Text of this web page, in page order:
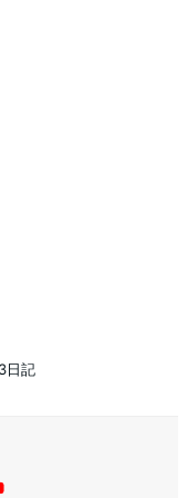
日記
YouTube